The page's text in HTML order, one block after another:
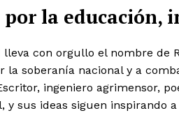
por la educación,
lleva con orgullo el nombre de
la soberanía nacional y a
ingeniero agrimensor,
y sus ideas siguen